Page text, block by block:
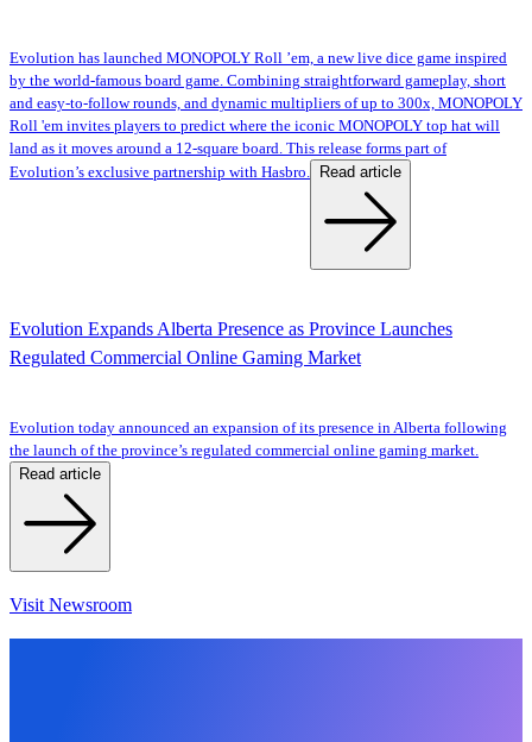
Evolution has launched MONOPOLY Roll ’em, a new live dice game inspired
by the world-famous board game. Combining straightforward gameplay, short
and easy-to-follow rounds, and dynamic multipliers of up to 300x, MONOPOLY
Roll 'em invites players to predict where the iconic MONOPOLY top hat will
land as it moves around a 12-square board. This release forms part of
Evolution’s exclusive partnership with Hasbro.
Read article
Evolution Expands Alberta Presence as Province Launches
Regulated Commercial Online Gaming Market
Evolution today announced an expansion of its presence in Alberta following
the launch of the province’s regulated commercial online gaming market.
Read article
Visit Newsroom